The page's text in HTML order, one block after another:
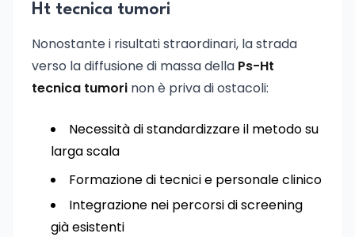
Ht tecnica tumori
Nonostante i risultati straordinari, la strada
verso la diffusione di massa della Ps-Ht
tecnica tumori non è priva di ostacoli:
Necessità di standardizzare il metodo su
larga scala
Formazione di tecnici e personale clinico
Integrazione nei percorsi di screening
già esistenti